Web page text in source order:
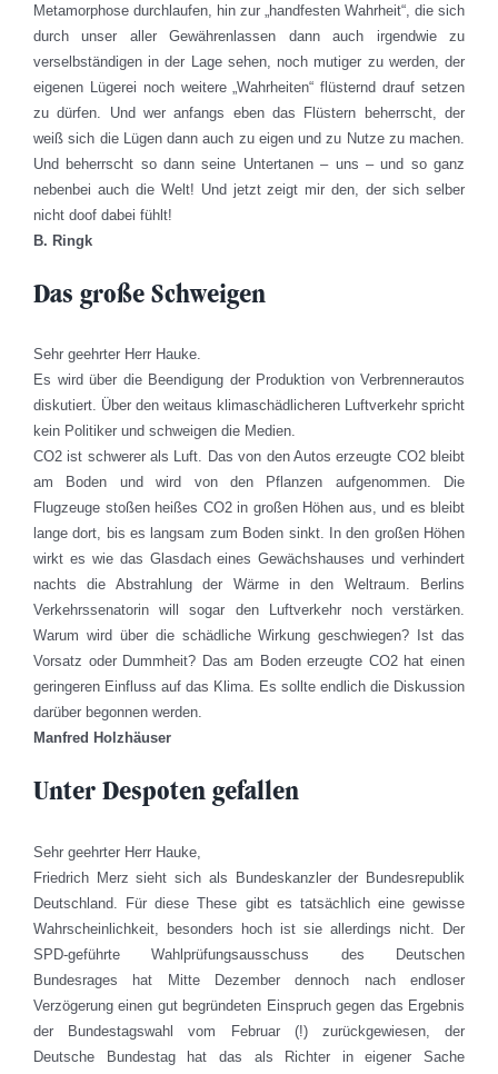
Metamorphose durchlaufen, hin zur „handfesten Wahrheit“, die sich
durch unser aller Gewährenlassen dann auch irgendwie zu
verselbständigen in der Lage sehen, noch mutiger zu werden, der
eigenen Lügerei noch weitere „Wahrheiten“ flüsternd drauf setzen
zu dürfen. Und wer anfangs eben das Flüstern beherrscht, der
weiß sich die Lügen dann auch zu eigen und zu Nutze zu machen.
Und beherrscht so dann seine Untertanen – uns – und so ganz
nebenbei auch die Welt! Und jetzt zeigt mir den, der sich selber
nicht doof dabei fühlt!
B. Ringk
Das große Schweigen
Sehr geehrter Herr Hauke.
Es wird über die Beendigung der Produktion von Verbrennerautos
diskutiert. Über den weitaus klimaschädlicheren Luftverkehr spricht
kein Politiker und schweigen die Medien.
CO2 ist schwerer als Luft. Das von den Autos erzeugte CO2 bleibt
am Boden und wird von den Pflanzen aufgenommen. Die
Flugzeuge stoßen heißes CO2 in großen Höhen aus, und es bleibt
lange dort, bis es langsam zum Boden sinkt. In den großen Höhen
wirkt es wie das Glasdach eines Gewächshauses und verhindert
nachts die Abstrahlung der Wärme in den Weltraum. Berlins
Verkehrssenatorin will sogar den Luftverkehr noch verstärken.
Warum wird über die schädliche Wirkung geschwiegen? Ist das
Vorsatz oder Dummheit? Das am Boden erzeugte CO2 hat einen
geringeren Einfluss auf das Klima. Es sollte endlich die Diskussion
darüber begonnen werden.
Manfred Holzhäuser
Unter Despoten gefallen
Sehr geehrter Herr Hauke,
Friedrich Merz sieht sich als Bundeskanzler der Bundesrepublik
Deutschland. Für diese These gibt es tatsächlich eine gewisse
Wahrscheinlichkeit, besonders hoch ist sie allerdings nicht. Der
SPD-geführte Wahlprüfungsausschuss des Deutschen
Bundesrages hat Mitte Dezember dennoch nach endloser
Verzögerung einen gut begründeten Einspruch gegen das Ergebnis
der Bundestagswahl vom Februar (!) zurückgewiesen, der
Deutsche Bundestag hat das als Richter in eigener Sache